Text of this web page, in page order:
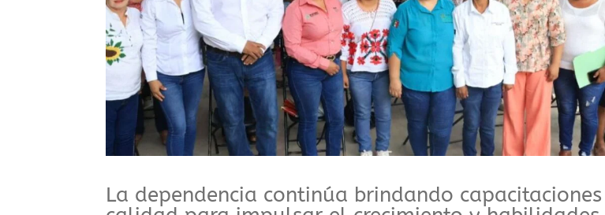
La dependencia continúa brindando